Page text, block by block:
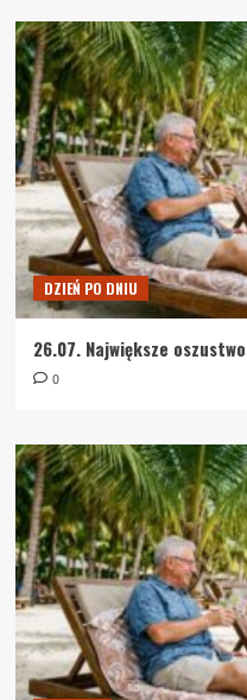
DZIEŃ PO DNIU
26.07. Największe
0